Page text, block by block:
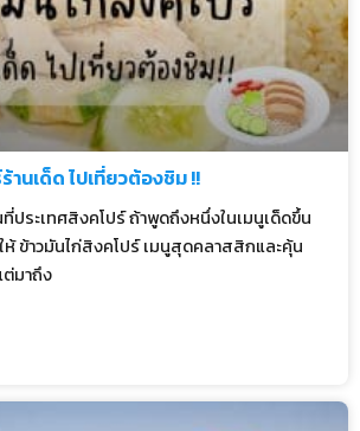
านเด็ด ไปเที่ยวต้องชิม !!
ประเทศสิงคโปร์ ถ้าพูดถึงหนึ่งในเมนูเด็ดขึ้น
ข้าวมันไก่สิงคโปร์ เมนูสุดคลาสสิกและคุ้น
มาถึง